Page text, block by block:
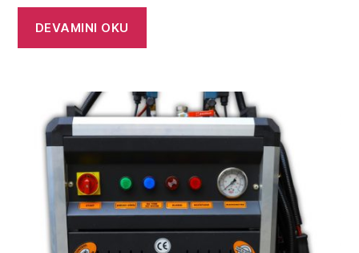
DEVAMINI OKU